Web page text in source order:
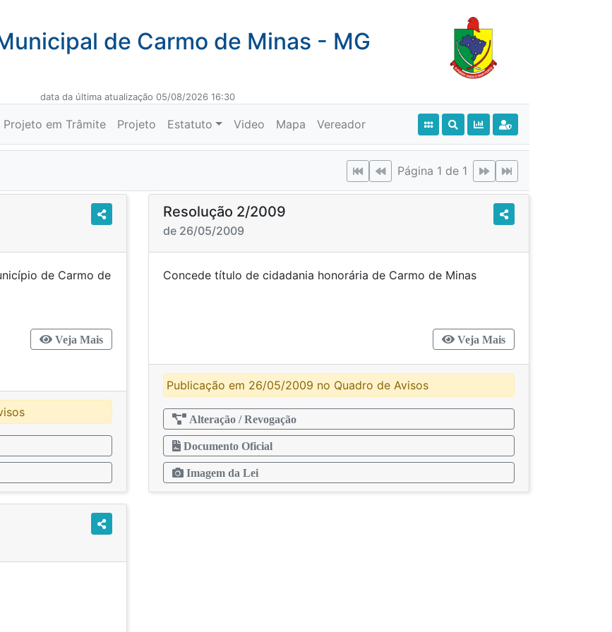
de Carmo de Minas - MG
data da última atualização 05/08/2026 16:30
Projeto em Trâmite Projeto Estatuto Video Mapa Vereador
Página 1 de 1
de Carmo de
”
Veja Mais
Resolução 2/2009
de 26/05/2009
Concede título de cidadania honorária de Carmo de Minas
Veja Mais
Publicação em 26/05/2009 no Quadro de Avisos
Alteração / Revogação
Documento Oficial
Imagem da Lei
019/2007